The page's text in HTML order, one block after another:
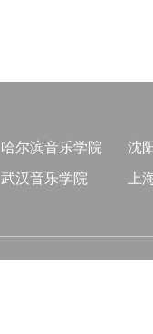
哈尔滨音乐学院
沈
武汉音乐学院 上